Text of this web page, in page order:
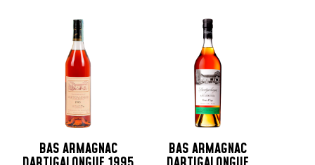
BAS ARMAGNAC BAS ARMAGNAC